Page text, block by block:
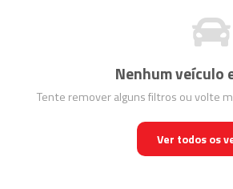
Nenhum veículo
Tente remover alguns filtros ou volte
Ver todos os